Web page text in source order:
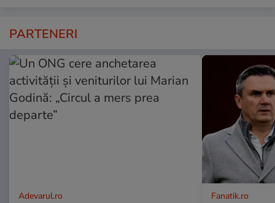
PARTENERI
Adevarul.ro Fanatik.ro